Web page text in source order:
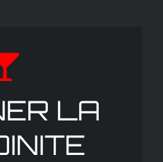
LA